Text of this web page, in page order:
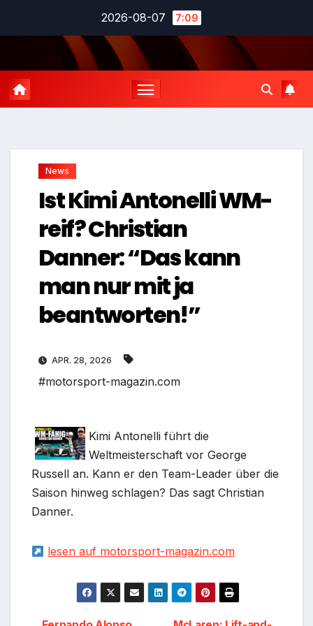
2026-08-07 7:09
News
Ist Kimi Antonelli WM-
reif? Christian
Danner: “Das kann
man nur mit ja
beantworten!”
APR. 28, 2026
#motorsport-magazin.com
Kimi Antonelli führt die
Weltmeisterschaft vor George
Russell an. Kann er den Team-Leader über die
Saison hinweg schlagen? Das sagt Christian
Danner.
lesen auf motorsport-magazin.com